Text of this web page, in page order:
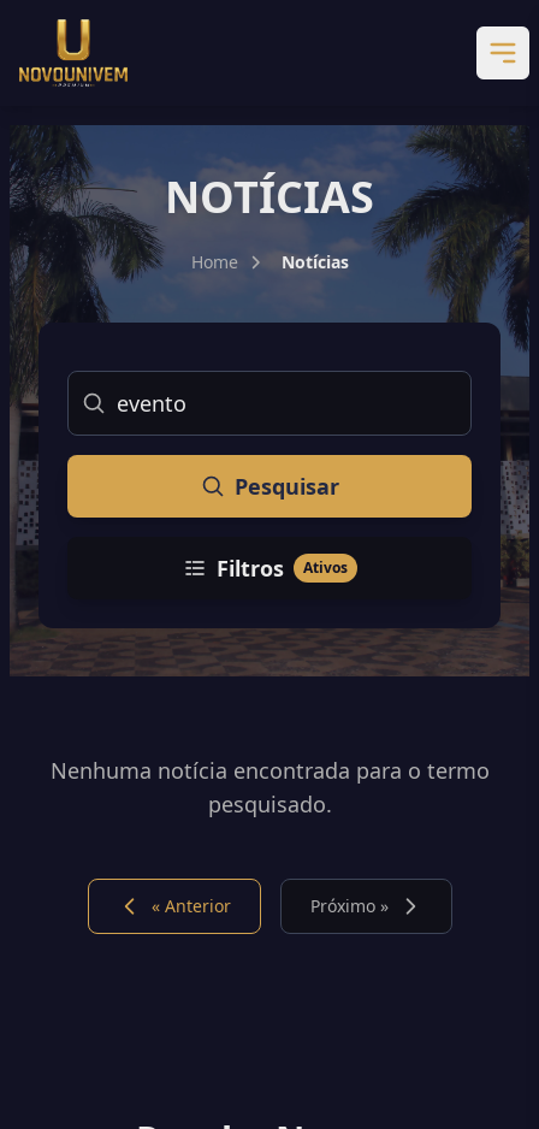
NOTÍCIAS
Home Notícias
Buscar
Pesquisar
Filtros Ativos
Nenhuma notícia encontrada para o termo
pesquisado.
« Anterior Próximo »